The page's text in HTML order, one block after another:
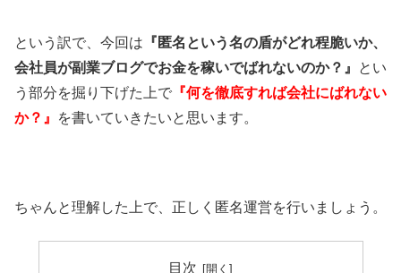
という訳で、今回は 『匿名という名の盾がどれ程脆いか、
会社員が副業ブログでお金を稼いでばれないのか？』
とい
う部分を掘り下げた上で 『何を徹底すれば会社にばれない
か？』
を書いていきたいと思います。
ちゃんと理解した上で、正しく匿名運営を行いましょう。
目次